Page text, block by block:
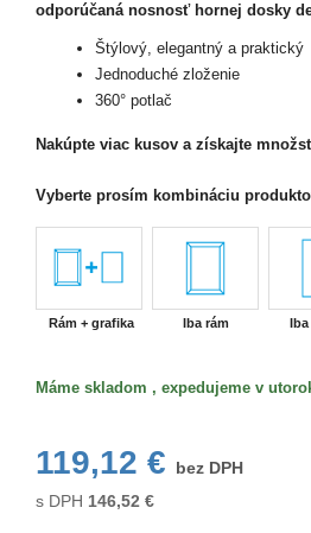
odporúčaná nosnosť hornej dosky
Štýlový, elegantný a praktický
Jednoduché zloženie
360° potlač
Nakúpte viac kusov a získajte
Vyberte prosím kombináciu
Rám + grafika Iba rám
Máme skladom , expedujeme v
119,12 €
bez DPH
s DPH 146,52 €